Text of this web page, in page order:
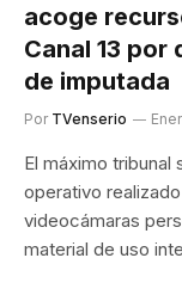
acoge
Canal 13 por
de imputada
Por TVenserio
El máximo tribunal
operativo
videocámaras
material de uso